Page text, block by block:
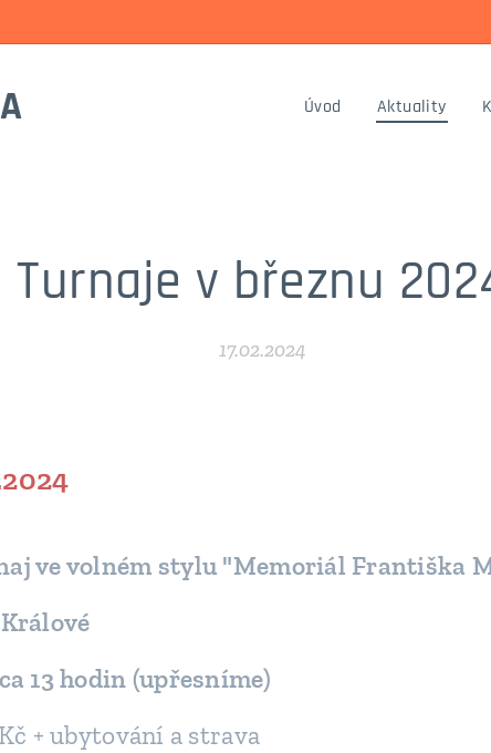
Úvod Aktuality
Turnaje v březnu
17.02.2024
ve volném stylu "Memoriál Františka
13 hodin (upřesníme)
+ ubytování a strava